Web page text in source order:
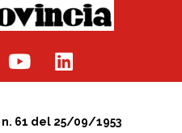
61 del 25/09/1953